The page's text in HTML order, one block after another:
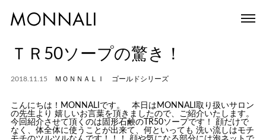
ＴＲ50ソープの驚き！
2018.11.15 ＭＯＮＮＡＬＩ ゴールドシリーズ
こんにちは！MONNALIです。 本日はMONNALI取り扱いサロン
の先生より 嬉しいお言葉を頂きましたので、ご紹介いたします。
今回紹介させて頂くのは固形石鹸のTR50ソープです！ 顔だけで
なく、体全体に使うことが出来て、何といっても 洗い流しはモチ